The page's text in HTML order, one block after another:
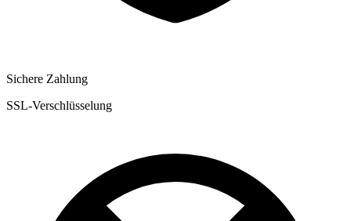
Sichere Zahlung
SSL-Verschlüsselung